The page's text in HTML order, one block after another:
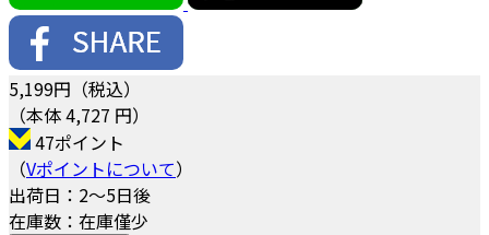
5,199円（税込）
（本体 4,727 円）
47ポイント
（Vポイントについて）
出荷日：2～5日後
在庫数：在庫僅少